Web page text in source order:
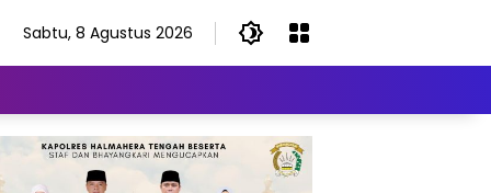
Sabtu, 8 Agustus 2026